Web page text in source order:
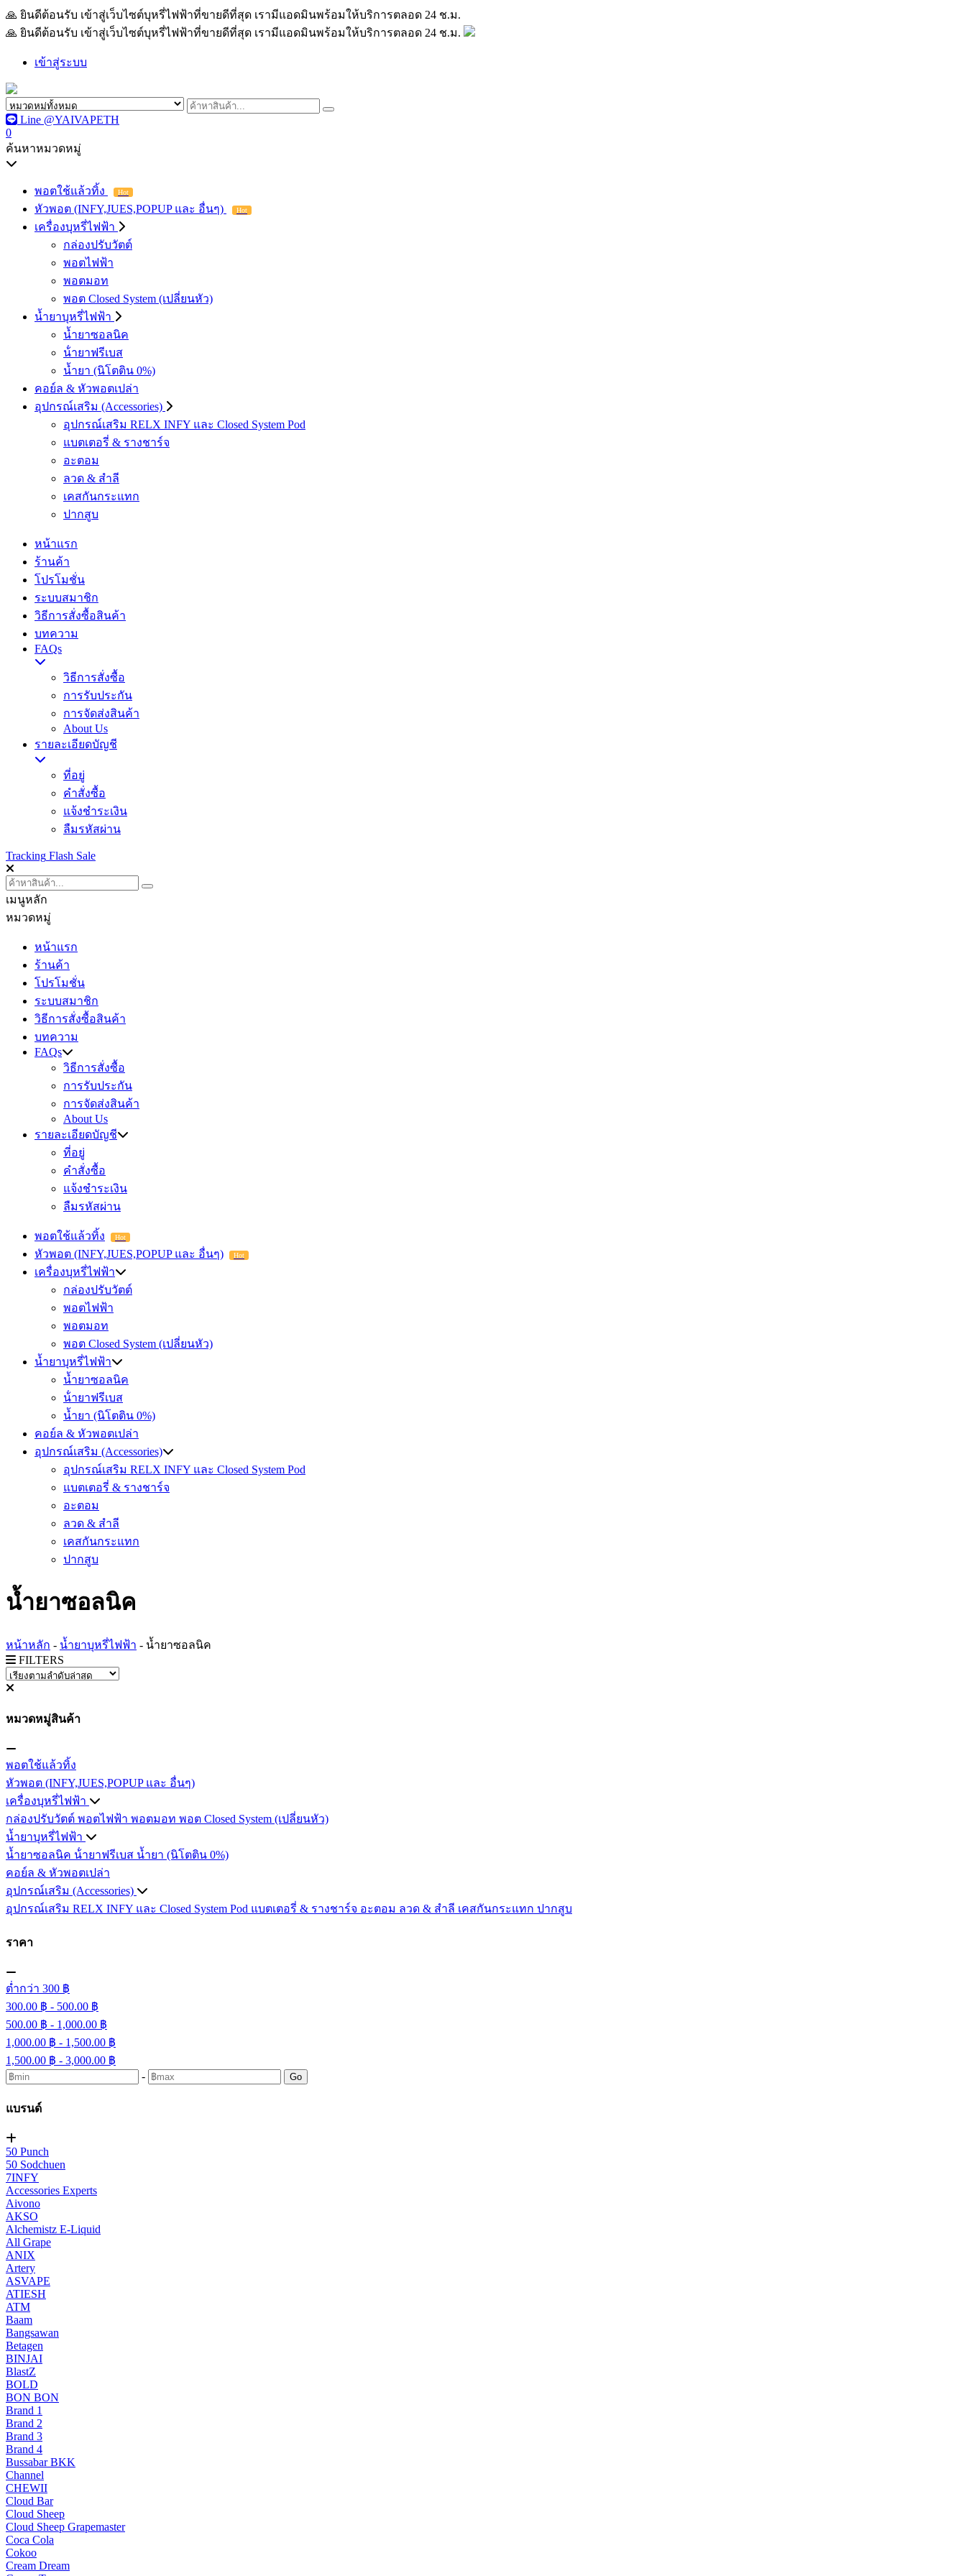
🙏 ยินดีต้อนรับ เข้าสู่เว็บไซต์บุหรี่ไฟฟ้าที่ขายดีที่สุด เรามีแอดมินพร้อมให้บริการตลอด 24 ช.ม.
🙏 ยินดีต้อนรับ เข้าสู่เว็บไซต์บุหรี่ไฟฟ้าที่ขายดีที่สุด เรามีแอดมินพร้อมให้บริการตลอด 24 ช.ม.
เข้าสู่ระบบ
Line @YAIVAPETH
0
ค้นหาหมวดหมู่
พอตใช้แล้วทิ้ง Hot
หัวพอต (INFY,JUES,POPUP และ อื่นๆ) Hot
เครื่องบุหรี่ไฟฟ้า
กล่องปรับวัตต์
พอตไฟฟ้า
พอตมอท
พอต Closed System (เปลี่ยนหัว)
น้ำยาบุหรี่ไฟฟ้า
น้ำยาซอลนิค
น้ํายาฟรีเบส
น้ำยา (นิโตติน 0%)
คอย์ล & หัวพอตเปล่า
อุปกรณ์เสริม (Accessories)
อุปกรณ์เสริม RELX INFY และ Closed System Pod
แบตเตอรี่ & รางชาร์จ
อะตอม
ลวด ​& สำลี
เคสกันกระแทก
ปากสูบ
หน้าแรก
ร้านค้า
โปรโมชั่น
ระบบสมาชิก
วิธีการสั่งซื้อสินค้า
บทความ
FAQs
วิธีการสั่งซื้อ
การรับประกัน
การจัดส่งสินค้า
About Us
รายละเอียดบัญชี
ที่อยู่
คำสั่งซื้อ
แจ้งชำระเงิน
ลืมรหัสผ่าน
Tracking Flash Sale
เมนูหลัก
หมวดหมู่
หน้าแรก
ร้านค้า
โปรโมชั่น
ระบบสมาชิก
วิธีการสั่งซื้อสินค้า
บทความ
FAQs
วิธีการสั่งซื้อ
การรับประกัน
การจัดส่งสินค้า
About Us
รายละเอียดบัญชี
ที่อยู่
คำสั่งซื้อ
แจ้งชำระเงิน
ลืมรหัสผ่าน
พอตใช้แล้วทิ้ง Hot
หัวพอต (INFY,JUES,POPUP และ อื่นๆ) Hot
เครื่องบุหรี่ไฟฟ้า
กล่องปรับวัตต์
พอตไฟฟ้า
พอตมอท
พอต Closed System (เปลี่ยนหัว)
น้ำยาบุหรี่ไฟฟ้า
น้ำยาซอลนิค
น้ํายาฟรีเบส
น้ำยา (นิโตติน 0%)
คอย์ล & หัวพอตเปล่า
อุปกรณ์เสริม (Accessories)
อุปกรณ์เสริม RELX INFY และ Closed System Pod
แบตเตอรี่ & รางชาร์จ
อะตอม
ลวด ​& สำลี
เคสกันกระแทก
ปากสูบ
น้ำยาซอลนิค
หน้าหลัก - น้ำยาบุหรี่ไฟฟ้า - น้ำยาซอลนิค
FILTERS
หมวดหมู่สินค้า
พอตใช้แล้วทิ้ง
หัวพอต (INFY,JUES,POPUP และ อื่นๆ)
เครื่องบุหรี่ไฟฟ้า
กล่องปรับวัตต์ พอตไฟฟ้า พอตมอท พอต Closed System (เปลี่ยนหัว)
น้ำยาบุหรี่ไฟฟ้า
น้ำยาซอลนิค น้ํายาฟรีเบส น้ำยา (นิโตติน 0%)
คอย์ล & หัวพอตเปล่า
อุปกรณ์เสริม (Accessories)
อุปกรณ์เสริม RELX INFY และ Closed System Pod แบตเตอรี่ & รางชาร์จ อะตอม ลวด ​& สำลี เคสกันกระแทก ปากสูบ
ราคา
ต่ำกว่า 300 ฿
300.00 ฿ - 500.00 ฿
500.00 ฿ - 1,000.00 ฿
1,000.00 ฿ - 1,500.00 ฿
1,500.00 ฿ - 3,000.00 ฿
-
Go
แบรนด์
50 Punch
50 Sodchuen
7INFY
Accessories Experts
Aivono
AKSO
Alchemistz E-Liquid
All Grape
ANIX
Artery
ASVAPE
ATIESH
ATM
Baam
Bangsawan
Betagen
BINJAI
BlastZ
BOLD
BON BON
Brand 1
Brand 2
Brand 3
Brand 4
Bussabar BKK
Channel
CHEWII
Cloud Bar
Cloud Sheep
Cloud Sheep Grapemaster
Coca Cola
Cokoo
Cream Dream